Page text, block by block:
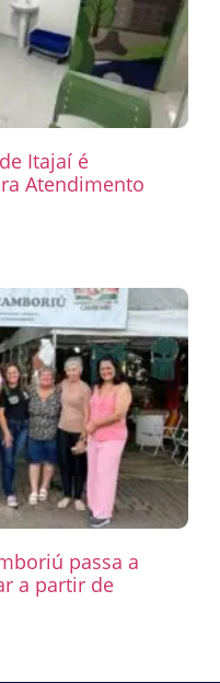
Itajaí é
Atendimento
passa a
a partir de